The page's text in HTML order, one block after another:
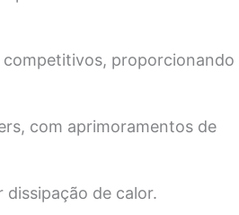
competitivos, proporcionando
com aprimoramentos de
de calor.